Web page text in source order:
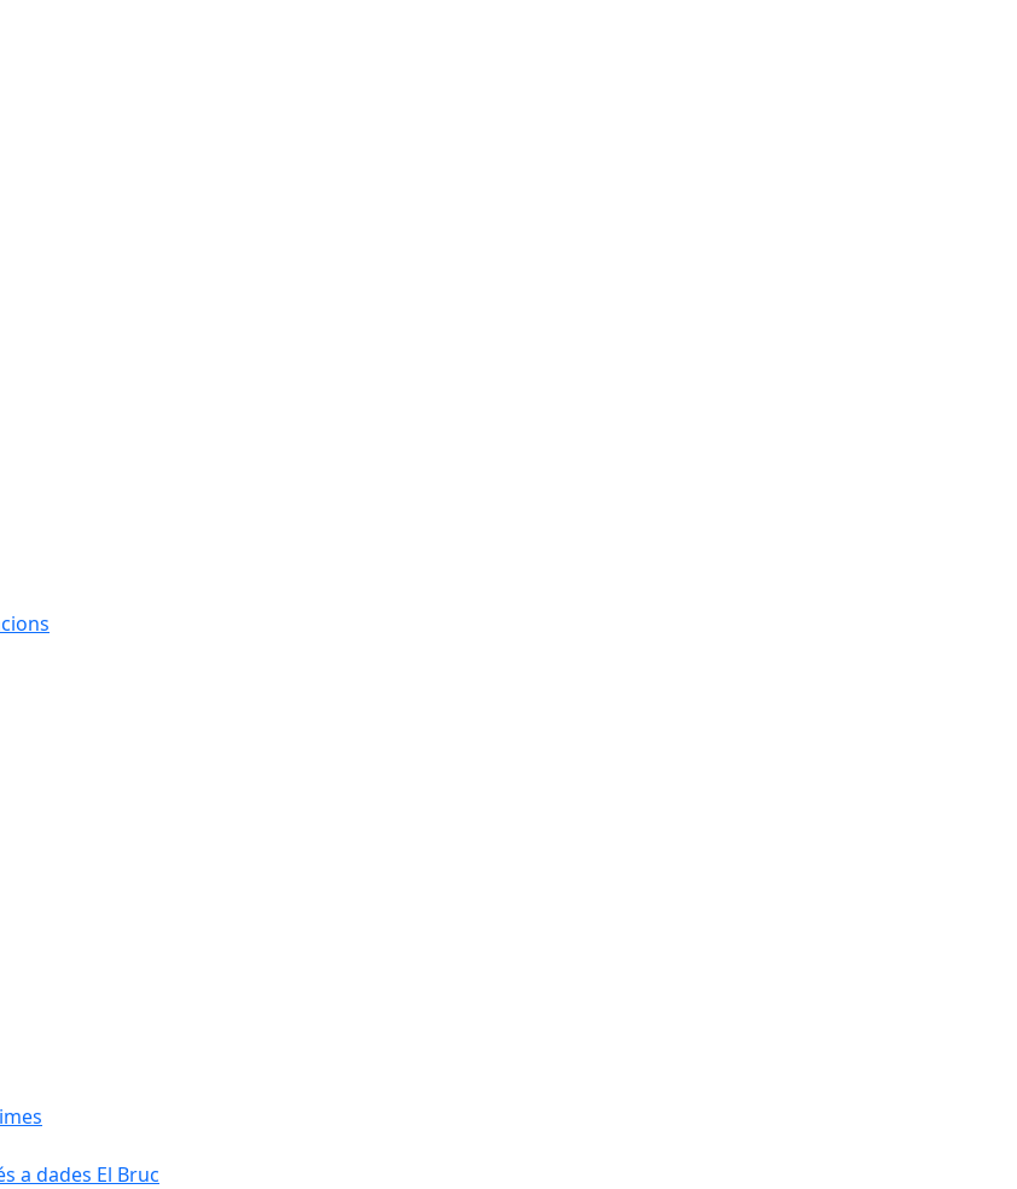
a dades El Bruc